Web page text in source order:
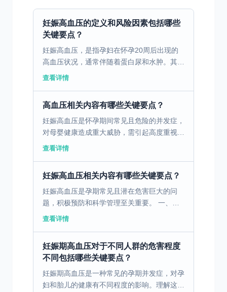
妊娠高血压的定义和风险因素包括哪些
关键要点？
妊娠高血压，是指孕妇在怀孕20周后出现的
高血压状况，通常伴随着蛋白尿和水肿。其主
要症状包括头痛、视力模糊、上腹部疼痛和恶
查看详情
高血压相关内容有哪些关键要点？
妊娠高血压是怀孕期间常见且危险的并发症，
对母婴健康造成重大威胁，需引起高度重视。
一、妊娠高血压的临床表现及其严重危害妊娠
查看详情
妊娠高血压相关内容有哪些关键要点？
妊娠高血压是孕期常见且潜在危害巨大的问
题，积极预防和科学管理至关重要。 一、妊
娠高血压的成因及潜在风险妊娠高血压是孕妇
查看详情
妊娠期高血压对于不同人群的危害程度
不同包括哪些关键要点？
妊娠期高血压是一种常见的孕期并发症，对孕
妇和胎儿的健康有不同程度的影响。理解这种